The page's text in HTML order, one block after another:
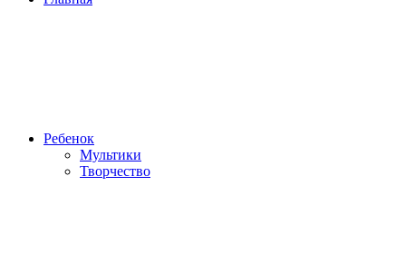
Ребенок
Мультики
Творчество